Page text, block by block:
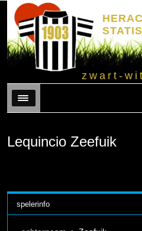
zwart-
Menu
Lequincio Zeefuik
spelerinfo